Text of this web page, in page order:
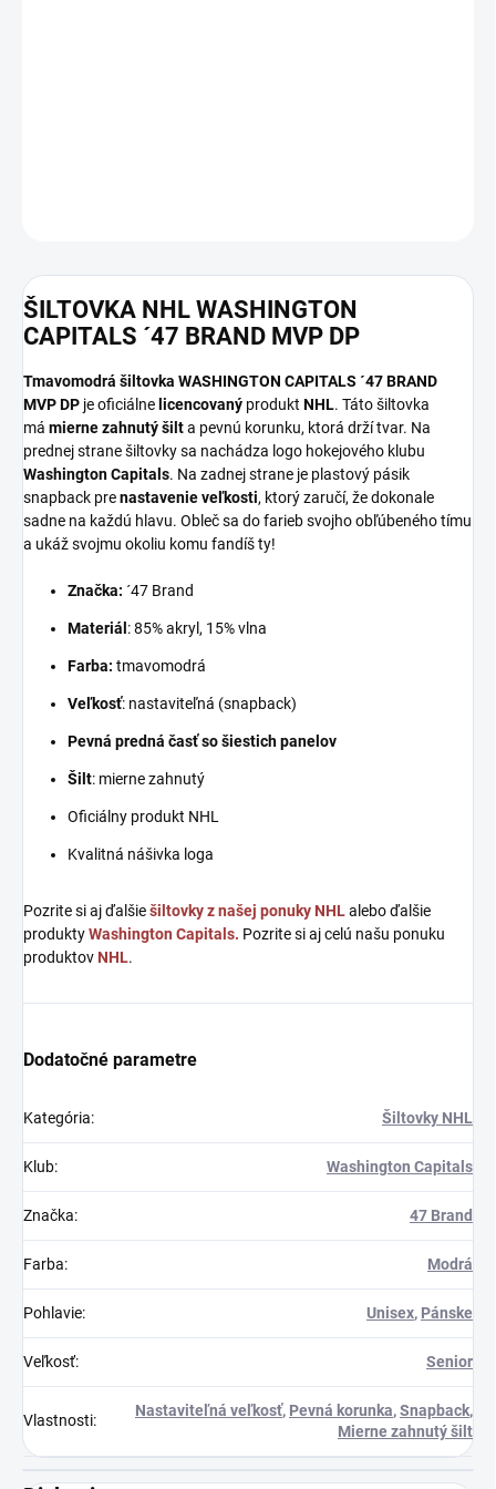
ŠILTOVKA NHL WASHINGTON
CAPITALS ´47 BRAND MVP DP
Tmavomodrá šiltovka WASHINGTON CAPITALS ´47 BRAND
MVP DP je oficiálne licencovaný produkt NHL. Táto šiltovka
má mierne zahnutý šilta pevnú korunku, ktorá drží tvar. Na
prednej strane šiltovky sa nachádza logo hokejového klubu
Washington Capitals. Na zadnej strane je plastový pásik
snapback prenastavenie veľkosti, ktorý zaručí, že dokonale
sadne na každú hlavu. Obleč sa do farieb svojho obľúbeného tímu
a ukáž svojmu okoliu komu fandíš ty!
Značka: ´47 Brand
Materiál : 85% akryl, 15% vlna
Farba: tmavomodrá
Veľkosť: nastaviteľná (snapback)
Pevná predná časť so šiestich panelov
Šilt: mierne zahnutý
Oficiálny produkt NHL
Kvalitná nášivka loga
Pozrite si aj ďalšiešiltovky z našej ponuky NHLalebo ďalšie
produktyWashington Capitals. Pozrite si aj celú našu ponuku
produktov NHL.
Dodatočné parametre
Kategória: Šiltovky NHL
Klub: Washington Capitals
Značka: 47 Brand
Farba: Modrá
Pohlavie: Unisex, Pánske
Veľkosť: Senior
Vlastnosti:
Nastaviteľná veľkosť, Pevná korunka,Snapback,
Mierne zahnutý šilt